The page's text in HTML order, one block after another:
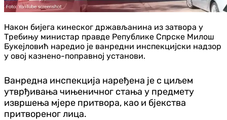
Након бијега кинеског држављанина из затвора у
Требињу министар правде Републике Спрске Милош
Букејловић наредио је ванредни инспекцијски надзор
у овој казнено-поправној установи.
Ванредна инспекција наређена је с циљем
утврђивања чињеничног стања у предмету
извршења мјере притвора, као и бјекства
притвореног лица.